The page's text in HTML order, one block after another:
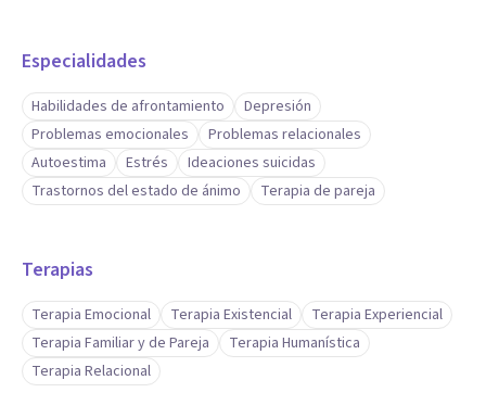
Especialidades
Habilidades de afrontamiento
Depresión
Problemas emocionales
Problemas relacionales
Autoestima
Estrés
Ideaciones suicidas
Trastornos del estado de ánimo
Terapia de pareja
Terapias
Terapia Emocional Terapia Existencial
Terapia Experiencial
Terapia Familiar y de Pareja
Terapia Humanística
Terapia Relacional